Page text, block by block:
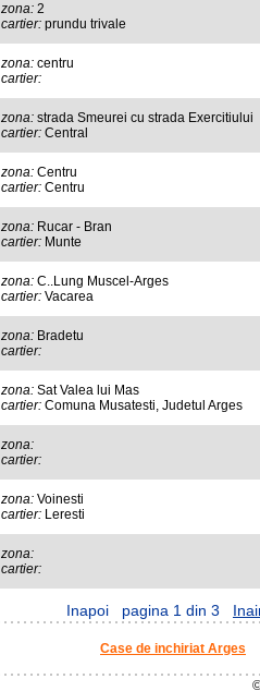
zona: 2
cartier: prundu trivale
zona: centru
cartier:
zona: strada Smeurei cu strada Exercitiului
cartier: Central
zona: Centru
cartier: Centru
zona: Rucar - Bran
cartier: Munte
zona: C..Lung Muscel-Arges
cartier: Vacarea
zona: Bradetu
cartier:
zona: Sat Valea lui Mas
cartier: Comuna Musatesti, Judetul Arges
zona:
cartier:
zona: Voinesti
cartier: Leresti
zona:
cartier:
Inapoi pagina 1 din 3
Case de inchiriat Arges